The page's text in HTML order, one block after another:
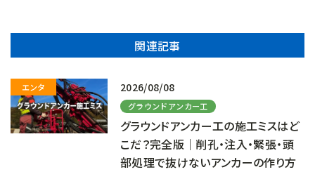
関連記事
2026/08/08
グラウンドアンカー工
グラウンドアンカー工の施工ミスはど
こだ？完全版｜削孔・注入・緊張・頭
部処理で抜けないアンカーの作り方